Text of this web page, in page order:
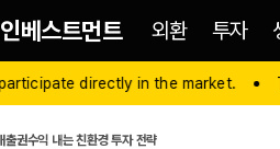
외환 투자
directly in the market. The
출권수익 내는 친환경 투자 전략